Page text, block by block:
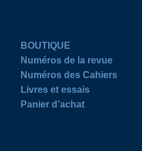
BOUTIQUE
Numéros de la revue
Numéros des Cahiers
Livres et essais
Panier d’achat